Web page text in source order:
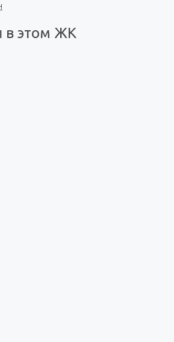
в этом ЖК